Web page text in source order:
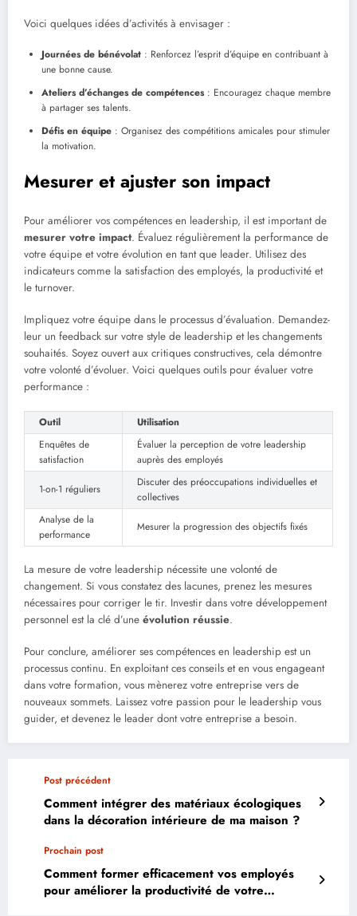
Voici quelques idées d’activités à envisager :
Journées de bénévolat : Renforcez l’esprit d’équipe en contribuant à
une bonne cause.
Ateliers d’échanges de compétences: Encouragez chaque membre
à partager ses talents.
Défis en équipe : Organisez des compétitions amicales pour stimuler
la motivation.
Mesurer et ajuster son impact
Pour améliorer vos compétences en leadership, il est important de
mesurer votre impact. Évaluez régulièrement la performance de
votre équipe et votre évolution en tant que leader. Utilisez des
indicateurs comme la satisfaction des employés, la productivité et
le turnover.
Impliquez votre équipe dans le processus d’évaluation. Demandez-
leur un feedback sur votre style de leadership et les changements
souhaités. Soyez ouvert aux critiques constructives, cela démontre
votre volonté d’évoluer. Voici quelques outils pour évaluer votre
performance :
Outil
Utilisation
Enquêtes de
satisfaction
Évaluer la perception de votre leadership
auprès des employés
1-on-1 réguliers
Discuter des préoccupations individuelles et
collectives
Analyse de la
performance
Mesurer la progression des objectifs fixés
La mesure de votre leadership nécessite une volonté de
changement. Si vous constatez des lacunes, prenez les mesures
nécessaires pour corriger le tir. Investir dans votre développement
personnel est la clé d’une évolution réussie.
Pour conclure, améliorer ses compétences en leadership est un
processus continu. En exploitant ces conseils et en vous engageant
dans votre formation, vous mènerez votre entreprise vers de
nouveaux sommets. Laissez votre passion pour le leadership vous
guider, et devenez le leader dont votre entreprise a besoin.
Post précédent
Comment intégrer des matériaux écologiques
dans la décoration intérieure de ma maison ?
Prochain post
Comment former efficacement vos employés
pour améliorer la productivité de votre